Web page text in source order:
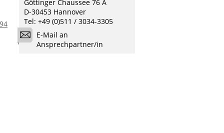
Göttinger Chaussee 76 A
D-30453 Hannover
Tel: +49 (0)511 / 3034-3305
E-Mail an
Ansprechpartner/in